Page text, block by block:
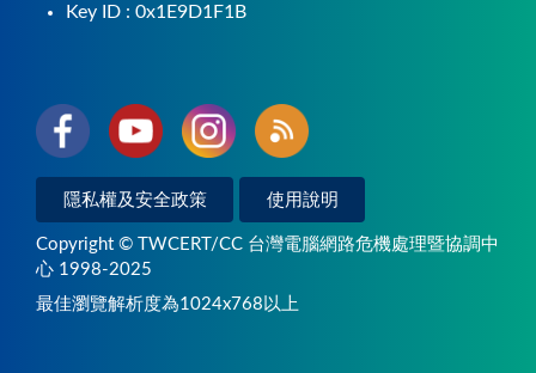
Key ID : 0x1E9D1F1B
隱私權及安全政策 使用說明
Copyright © TWCERT/CC 台灣電腦網路危機處理暨協調中
心 1998-2025
最佳瀏覽解析度為1024x768以上